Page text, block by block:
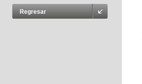
Regresar